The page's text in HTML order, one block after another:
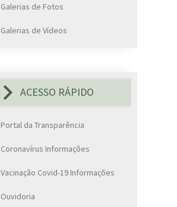
Galerias de Fotos
Galerias de Vídeos
ACESSO RÁPIDO
Portal da Transparência
Coronavírus Informações
Vacinação Covid-19 Informações
Ouvidoria